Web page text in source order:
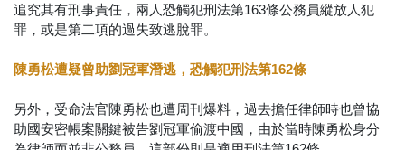
追究其有刑事責任，兩人恐觸犯刑法第163條公務員縱放人犯
罪，或是第二項的過失致逃脫罪。
陳勇松遭疑曾助劉冠軍潛逃，恐觸犯刑法第162條
另外，受命法官陳勇松也遭周刊爆料，過去擔任律師時也曾協
助國安密帳案關鍵被告劉冠軍偷渡中國，由於當時陳勇松身分